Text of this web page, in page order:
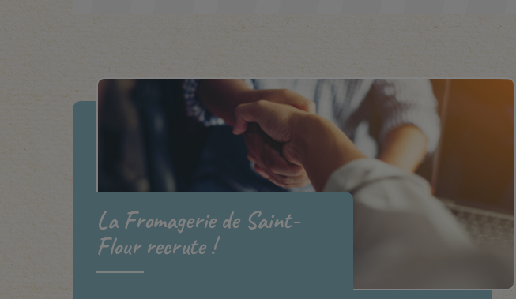
La Fromagerie de Saint-
Flour recrute !